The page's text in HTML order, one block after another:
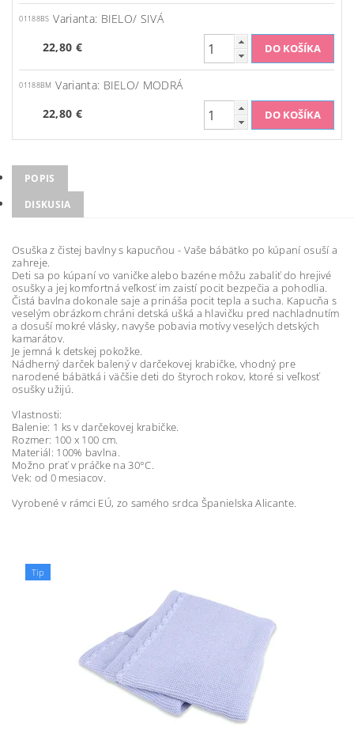
01188BS Varianta: BIELO/ SIVÁ
22,80 €
01188BM Varianta: BIELO/ MODRÁ
22,80 €
POPIS
DISKUSIA
Osuška z čistej bavlny s kapucňou - Vaše bábätko po kúpaní osuší a
zahreje.
Deti sa po kúpaní vo vaničke alebo bazéne môžu zabaliť do hrejivé
osušky a jej komfortná veľkosť im zaistí pocit bezpečia a pohodlia.
Čistá bavlna dokonale saje a prináša pocit tepla a sucha. Kapucňa s
veselým obrázkom chráni detská ušká a hlavičku pred nachladnutím
a dosuší mokré vlásky, navyše pobavia motívy veselých detských
kamarátov.
Je jemná k detskej pokožke.
Nádherný darček balený v darčekovej krabičke, vhodný pre
narodené bábätká i väčšie deti do štyroch rokov, ktoré si veľkosť
osušky užijú.
Vlastnosti:
Balenie: 1 ks v darčekovej krabičke.
Rozmer: 100 x 100 cm.
Materiál: 100% bavlna.
Možno prať v práčke na 30°C.
Vek: od 0 mesiacov.
Vyrobené v rámci EÚ, zo samého srdca Španielska Alicante.
Tip